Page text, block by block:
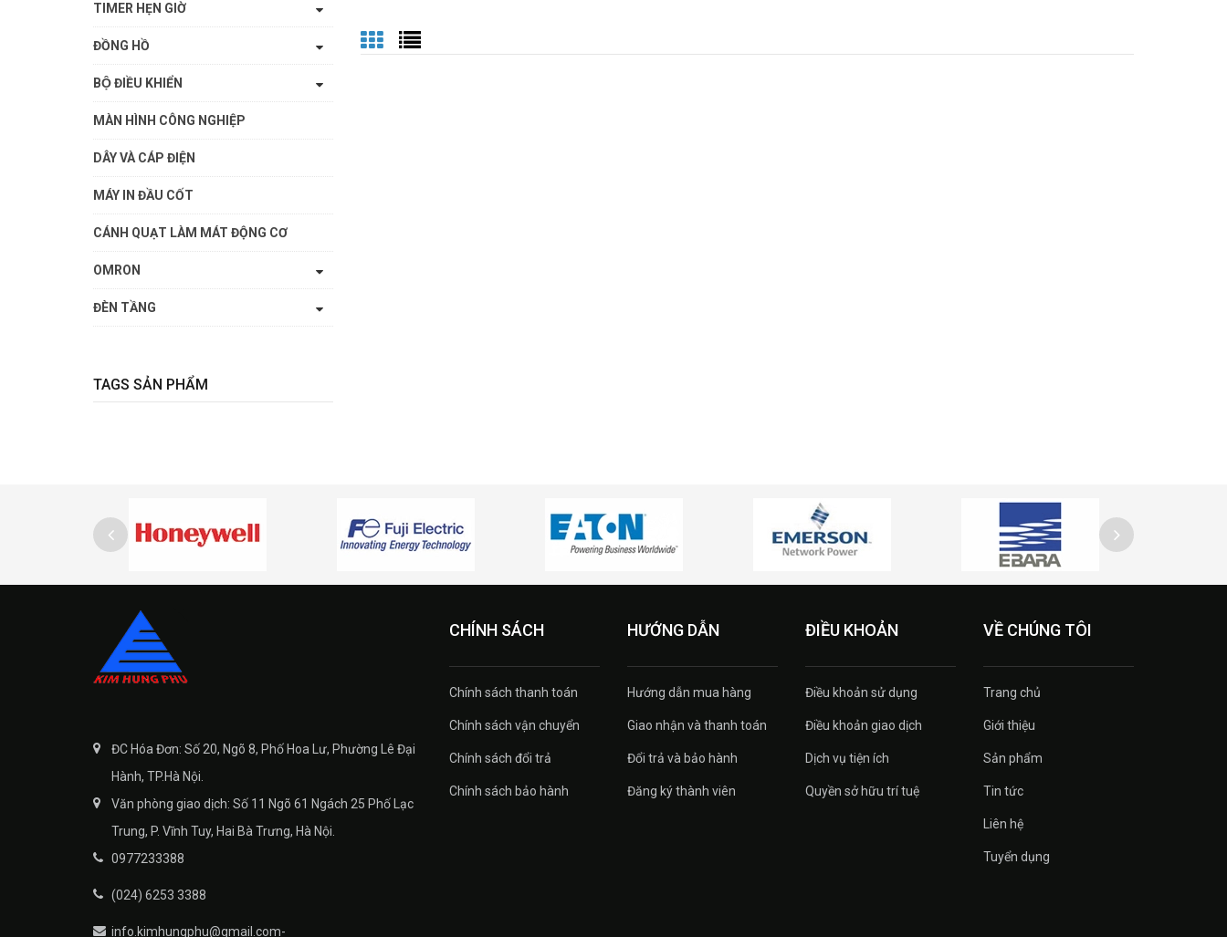
TIMER HẸN GIỜ
ĐỒNG HỒ
BỘ ĐIỀU KHIỂN
MÀN HÌNH CÔNG NGHIỆP
DÂY VÀ CÁP ĐIỆN
MÁY IN ĐẦU CỐT
CÁNH QUẠT LÀM MÁT ĐỘNG CƠ
OMRON
ĐÈN TẦNG
TAGS SẢN PHẨM
ĐC Hóa Đơn: Số 20, Ngõ 8, Phố Hoa Lư, Phường Lê Đại
Hành, TP.Hà Nội.
Văn phòng giao dịch: Số 11 Ngõ 61 Ngách 25 Phố Lạc
Trung, P. Vĩnh Tuy, Hai Bà Trưng, Hà Nội.
0977233388
(024) 6253 3388
info.kimhungphu@gmail.com-
CHÍNH SÁCH
Chính sách thanh toán
Chính sách vận chuyển
Chính sách đổi trả
Chính sách bảo hành
HƯỚNG DẪN
Hướng dẫn mua hàng
Giao nhận và thanh toán
Đổi trả và bảo hành
Đăng ký thành viên
ĐIỀU KHOẢN
Điều khoản sử dụng
Điều khoản giao dịch
Dịch vụ tiện ích
Quyền sở hữu trí tuệ
VỀ CHÚNG TÔI
Trang chủ
Giới thiệu
Sản phẩm
Tin tức
Liên hệ
Tuyển dụng